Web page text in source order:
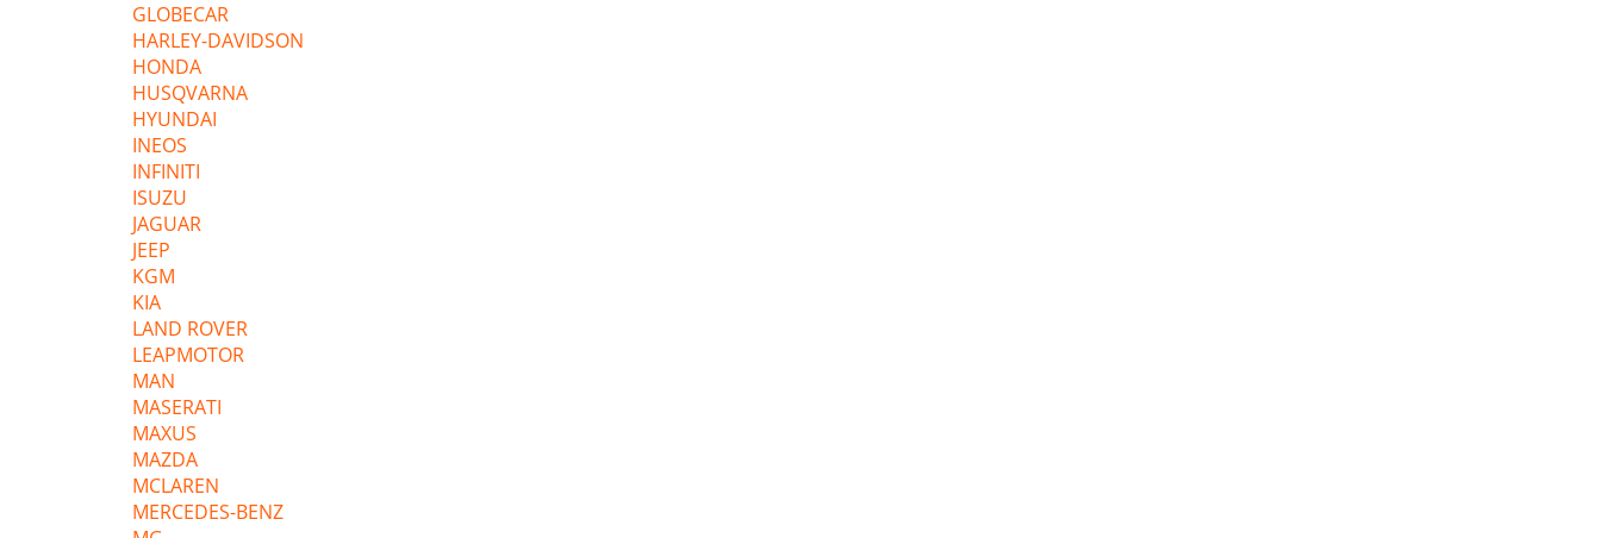
GLOBECAR
HARLEY-DAVIDSON
HONDA
HUSQVARNA
HYUNDAI
INEOS
INFINITI
ISUZU
JAGUAR
JEEP
KGM
KIA
LAND ROVER
LEAPMOTOR
MAN
MASERATI
MAXUS
MAZDA
MCLAREN
MERCEDES-BENZ